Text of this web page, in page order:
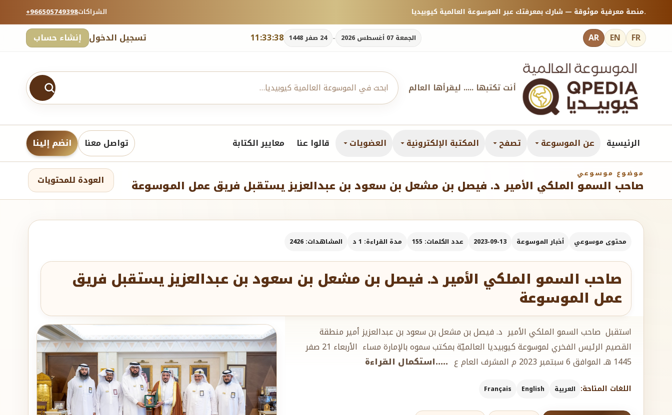
+966505749398الشراكات منصة معرفية موثوقة — شارك بمعرفتك عبر الموسوعة العالمية كيوبيديا.
تسجيل الدخول إنشاء حساب 11:33:39 الجمعة 07 أغسطس 2026 - 24 صفر 1448 AR EN FR
أنت تكتبها ..... ليقرأها العالم
الرئيسية عن الموسوعة تصفح المكتبة الإلكترونية العضويات قالوا عنا معايير الكتابة تواصل معنا انضم إلينا
موضوع موسوعي
صاحب السمو الملكي الأمير د. فيصل بن مشعل بن سعود بن عبدالعزيز يستقبل فريق عمل الموسوعة العودة للمحتويات
محتوى موسوعي أخبار الموسوعة 2023-09-13 عدد الكلمات: 155 مدة القراءة: 1 د المشاهدات: 2426
صاحب السمو الملكي الأمير د. فيصل بن مشعل بن سعود بن عبدالعزيز يستقبل فريق
عمل الموسوعة
استقبل صاحب السمو الملكي الأمير د. فيصل بن مشعل بن سعود بن عبدالعزيز أمير منطقة
القصيم الرئيس الفخري لموسوعة كيوبيديا العالميّة بمكتب سموه بالإمارة مساء الأربعاء ‏21 صفر
1445 هـ الموافق 6 سبتمبر 2023 م المشرف العام ع
.....استكمال القراءة
اللغات المتاحة: العربية English
Français